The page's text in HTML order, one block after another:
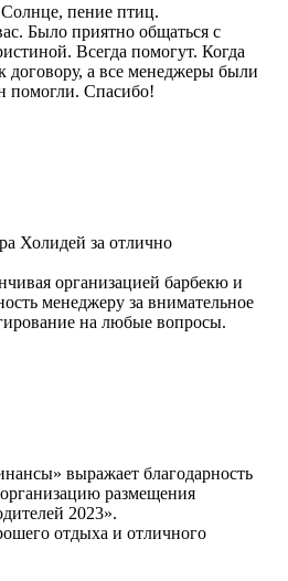
пение птиц.
Было приятно общаться с
Всегда помогут. Когда
а все менеджеры были
помогли. Спасибо!
Холидей за отлично
организацией барбекю и
менеджеру за внимательное
на любые вопросы.
выражает благодарность
размещения
2023».
отдыха и отличного